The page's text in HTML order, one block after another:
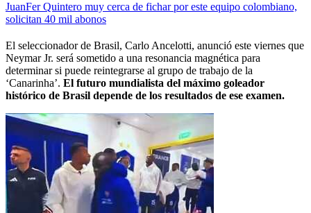
JuanFer Quintero muy cerca de fichar por este equipo colombiano,
solicitan 40 mil abonos
El seleccionador de Brasil, Carlo Ancelotti, anunció este viernes que
Neymar Jr. será sometido a una resonancia magnética para
determinar si puede reintegrarse al grupo de trabajo de la
‘Canarinha’. El futuro mundialista del máximo goleador
histórico de Brasil depende de los resultados de ese examen.